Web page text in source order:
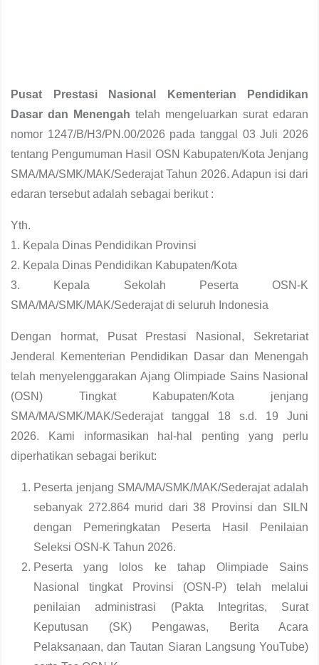
Pusat Prestasi Nasional Kementerian Pendidikan
Dasar dan Menengah telah mengeluarkan surat edaran
nomor 1247/B/H3/PN.00/2026 pada tanggal 03 Juli 2026
tentang Pengumuman Hasil OSN Kabupaten/Kota Jenjang
SMA/MA/SMK/MAK/Sederajat Tahun 2026. Adapun isi dari
edaran tersebut adalah sebagai berikut :
Yth.
1. Kepala Dinas Pendidikan Provinsi
2. Kepala Dinas Pendidikan Kabupaten/Kota
3. Kepala Sekolah Peserta OSN-K
SMA/MA/SMK/MAK/Sederajat di seluruh Indonesia
Dengan hormat, Pusat Prestasi Nasional, Sekretariat
Jenderal Kementerian Pendidikan Dasar dan Menengah
telah menyelenggarakan Ajang Olimpiade Sains Nasional
(OSN) Tingkat Kabupaten/Kota jenjang
SMA/MA/SMK/MAK/Sederajat tanggal 18 s.d. 19 Juni
2026. Kami informasikan hal-hal penting yang perlu
diperhatikan sebagai berikut:
Peserta jenjang SMA/MA/SMK/MAK/Sederajat adalah
sebanyak 272.864 murid dari 38 Provinsi dan SILN
dengan Pemeringkatan Peserta Hasil Penilaian
Seleksi OSN-K Tahun 2026.
Peserta yang lolos ke tahap Olimpiade Sains
Nasional tingkat Provinsi (OSN-P) telah melalui
penilaian administrasi (Pakta Integritas, Surat
Keputusan (SK) Pengawas, Berita Acara
Pelaksanaan, dan Tautan Siaran Langsung YouTube)